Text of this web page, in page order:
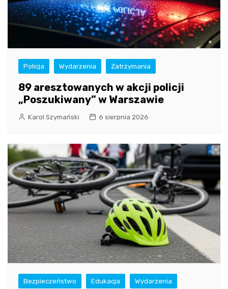
Policja Wydarzenia Zatrzymania
89 aresztowanych w akcji policji
„Poszukiwany” w Warszawie
Karol Szymański 6 sierpnia 2026
Bezpieczeństwo Edukacja Wydarzenia